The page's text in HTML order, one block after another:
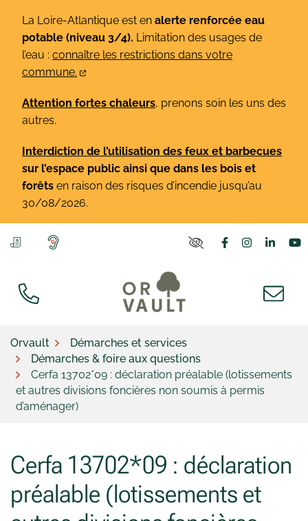
contenu
La Loire-Atlantique est en alerte renforcée eau
potable (niveau 3/4). Limitation des usages de
l’eau : connaître les restrictions dans votre
commune.
Attention fortes chaleurs, prenons soin les uns des
autres.
Interdiction de l’utilisation des feux et barbecues
sur l’espace public ainsi que dans les bois et
forêts en raison des risques d’incendie jusqu’au
30/08/2026.
Lien vers le
Lien vers
Lien
Orvault
Démarches et services
Démarches & foire aux questions
Cerfa 13702*09 : déclaration préalable (lotissements
et autres divisions foncières non soumis à permis
d’aménager)
Cerfa 13702*09 : déclaration
préalable (lotissements et